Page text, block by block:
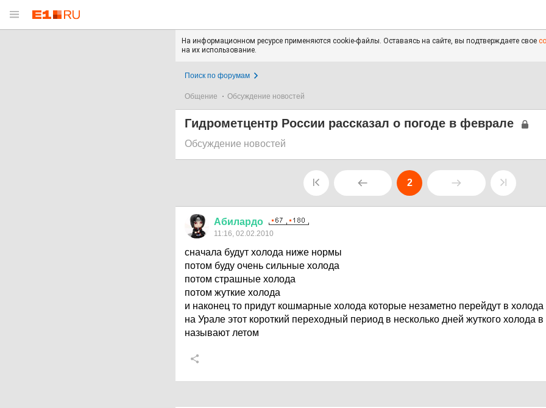
На информационном ресурсе применяются cookie-файлы. Оставаясь на сайте, вы подтверждаете свое
на их использование.
Поиск по форумам
Общение Обсуждение новостей
Гидрометцентр России рассказал о погоде в феврале
Обсуждение новостей
2
Абилардо
11:16, 02.02.2010
сначала будут холода ниже нормы
потом буду очень сильные холода
потом страшные холода
потом жуткие холода
и наконец то придут кошмарные холода которые незаметно перейдут в
на Урале этот короткий переходный период в несколько дней жуткого холода
называют летом